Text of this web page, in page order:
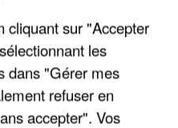
DES
cliquant sur "Accepter
les
dans "Gérer mes
refuser en
accepter". Vos